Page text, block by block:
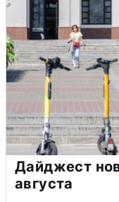
Дайджест
августа